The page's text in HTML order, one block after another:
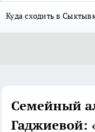
Куда сходить в
Семейный
Гаджиевой: